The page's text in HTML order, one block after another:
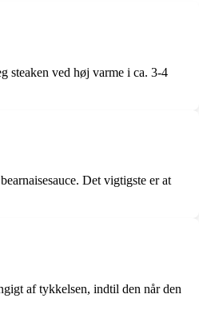
steaken ved høj varme i ca. 3-4
Det vigtigste er at
af tykkelsen, indtil den når den